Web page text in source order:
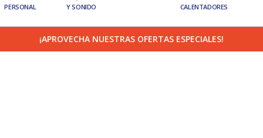
PERSONAL
Y SONIDO
CALENTADORES
¡APROVECHA NUESTRAS OFERTAS ESPECIALES!